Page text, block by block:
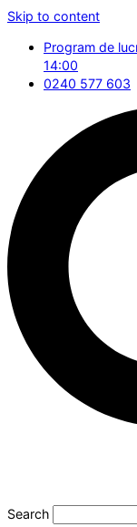
Skip to content
Program de
14:00
0240 577 603
Search